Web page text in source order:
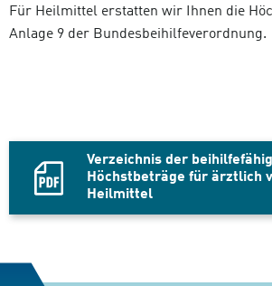
Für Heilmittel erstatten wir Ihnen die
Anlage 9 der Bundesbeihilfeverordnung.
Verzeichnis der
Höchstbeträge für ärztlich
Heilmittel
PDF